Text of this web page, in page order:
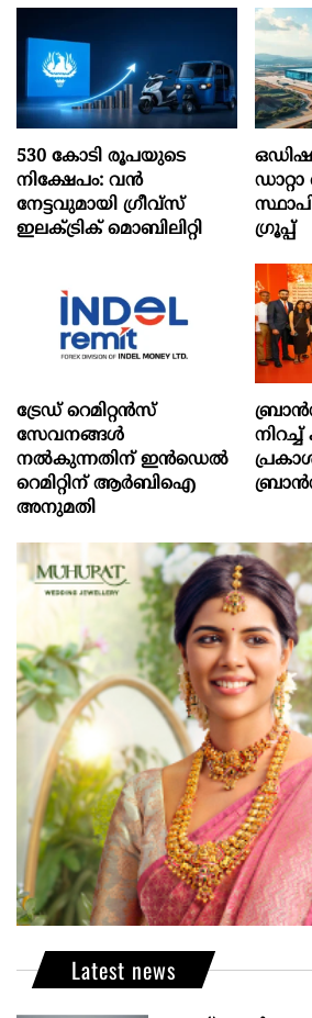
530 കോടി രൂപയുടെ
നിക്ഷേപം: വൻ
നേട്ടവുമായി ഗ്രീവ്സ്
ഇലക്ട്രിക് മൊബിലിറ്റി
ഗ്രൂപ്പ്
ട്രേഡ് റെമിറ്റന്‍സ്
സേവനങ്ങള്‍
നല്‍കുന്നതിന് ഇന്‍ഡെല്‍
റെമിറ്റിന് ആര്‍ബിഐ
അനുമതി
Latest news